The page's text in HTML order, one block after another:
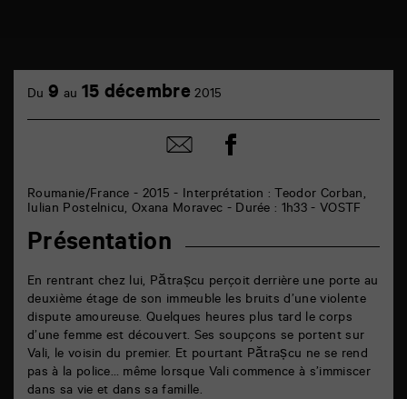
cinéma
PoitiersRoumanie/France - 2015 - Interprétation : Teodor Corban,
Iulian Postelnicu, Oxana Moravec - Durée : 1h33 - VOSTF
Présentation
En rentrant chez lui, Pătrașcu perçoit derrière une porte au
deuxième étage de son immeuble les bruits d’une violente
dispute amoureuse. Quelques heures plus tard le corps
d’une femme est découvert. Ses soupçons se portent sur
Vali, le voisin du premier. Et pourtant Pătrașcu ne se rend
pas à la police… même lorsque Vali commence à s’immiscer
dans sa vie et dans sa famille.
Du 9 au 15 décembre 2015
Partager
par
Partager
sur